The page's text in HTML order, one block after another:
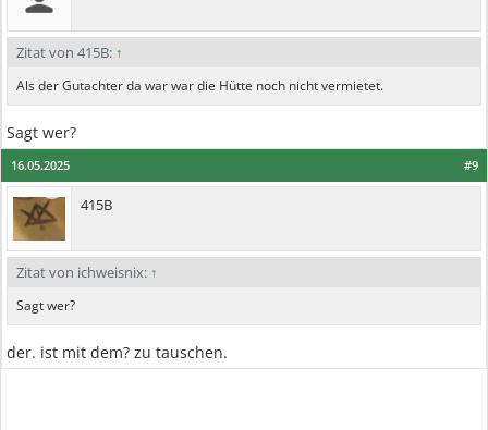
Zitat von 415B: ↑
Als der Gutachter da war war die Hütte noch nicht vermietet.
Sagt wer?
#9
16.05.2025
415B
Zitat von ichweisnix: ↑
Sagt wer?
der. ist mit dem? zu tauschen.